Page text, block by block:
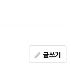
글쓰기